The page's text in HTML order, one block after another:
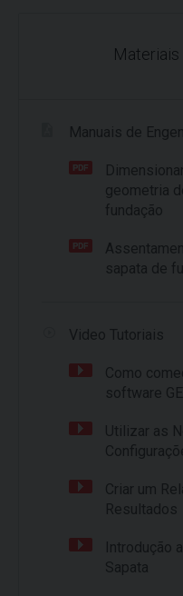
Manuais de
geometria
fundação
sapata de
Video Tutoriais
Como
software
Utilizar as
Criar um
Resultados
Introdução
Sapata